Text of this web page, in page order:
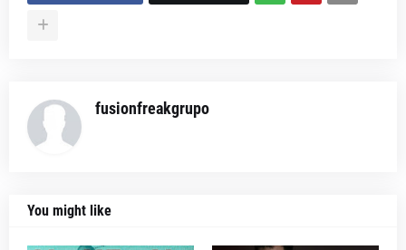
fusionfreakgrupo
You might like